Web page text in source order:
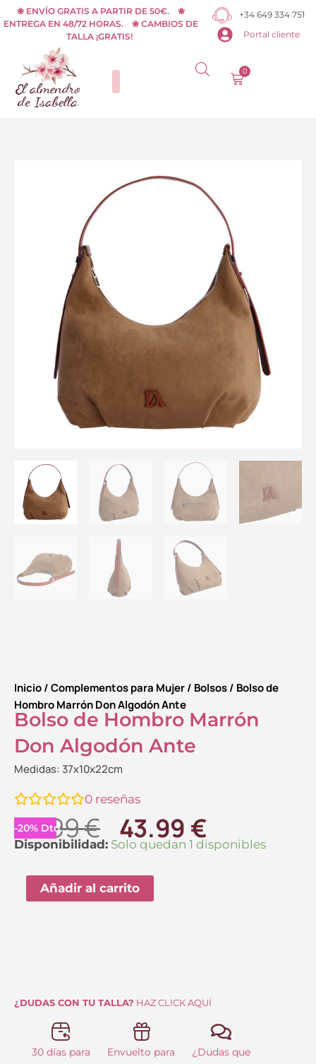
al
contenido
❀ ENVÍO GRATIS A PARTIR DE 50€. ❀
ENTREGA EN 48/72 HORAS. ❀ CAMBIOS DE
TALLA ¡GRATIS!
+34 649 334 751
Portal cliente
0
Carrito
Inicio/Complementos para Mujer/ Bolsos/ Bolso de
Hombro Marrón Don Algodón Ante
Bolso de Hombro Marrón
Don Algodón Ante
Medidas: 37x10x22cm
0 reseñas
-20% Dto.
54.99€ El
precio
original
era:
43.99 €El
precio
Disponibilidad: Solo quedan 1 disponibles
Bolso
Hombro
Marrón
Añadir al carrito
¿DUDAS CON TU TALLA? HAZ CLICK AQUÍ
30 días para
Envuelto para
¿Dudas que